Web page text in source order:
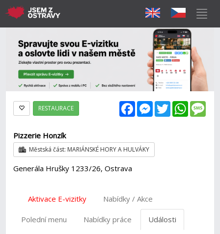
FacebookMessenger
Twitter
RESTAURACE
Pizzerie Honzík
Městská část: MARIÁNSKÉ HORY A HULVÁKY
Generála Hrušky 1233/26, Ostrava
Aktivace E-vizitky Nabídky / Akce
Polední menu Nabídky práce Události